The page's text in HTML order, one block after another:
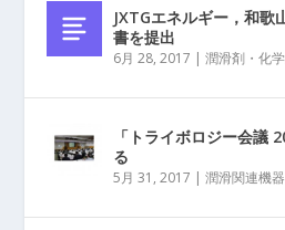
JXTGエネルギー，和歌
書を提出
6月 28, 2017 |潤滑剤・化
「トライボロジー会議
る
5月 31, 2017 |潤滑関連機器